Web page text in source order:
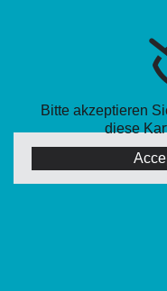
Bitte akzeptieren
diese